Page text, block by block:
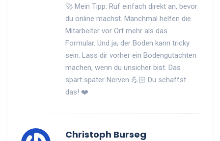
🚀 Mein Tipp: Ruf einfach direkt an, bevor
du online machst. Manchmal helfen die
Mitarbeiter vor Ort mehr als das
Formular. Und ja, der Boden kann tricky
sein. Lass dir vorher ein Bodengutachten
machen, wenn du unsicher bist. Das
spart später Nerven 💪🏻 Du schaffst
das! ❤️
Christoph Burseg